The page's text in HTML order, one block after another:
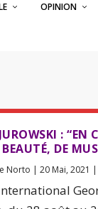
OPINION
: “EN
DE
Norto |20 Mai, 2021